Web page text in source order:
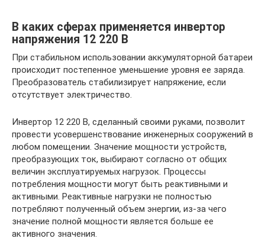
В каких сферах применяется инвертор
напряжения 12 220 В
При стабильном использовании аккумуляторной батареи
происходит постепенное уменьшение уровня ее заряда.
Преобразователь стабилизирует напряжение, если
отсутствует электричество.
Инвертор 12 220 В, сделанный своими руками, позволит
провести усовершенствование инженерных сооружений в
любом помещении. Значение мощности устройств,
преобразующих ток, выбирают согласно от общих
величин эксплуатируемых нагрузок. Процессы
потребления мощности могут быть реактивными и
активными. Реактивные нагрузки не полностью
потребляют полученный объем энергии, из-за чего
значение полной мощности является больше ее
активного значения.